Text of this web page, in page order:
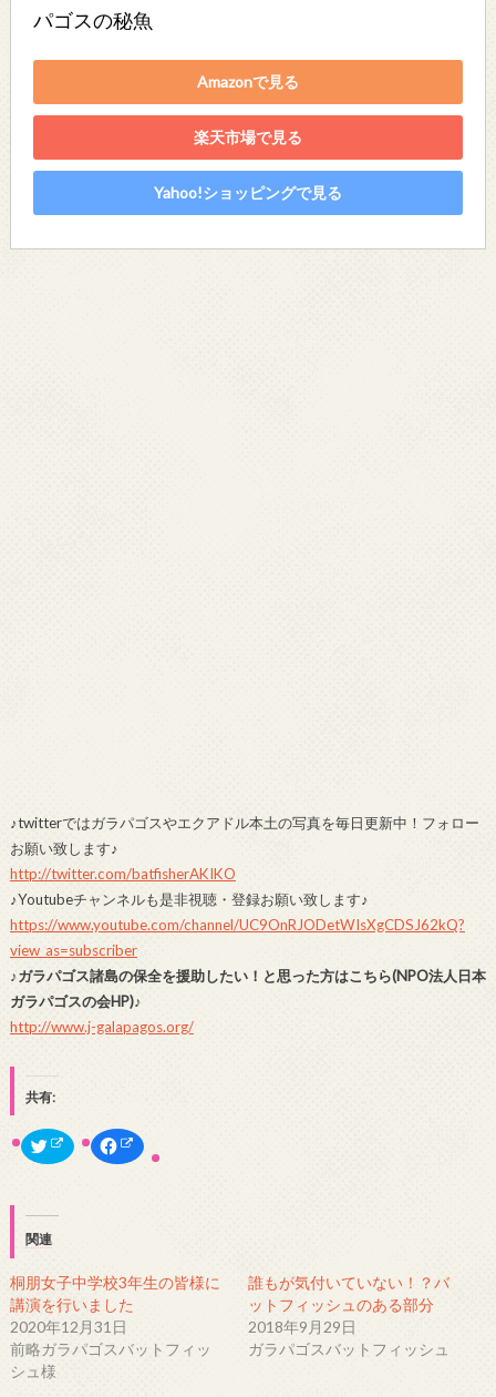
パゴスの秘魚
Amazonで見る
楽天市場で見る
Yahoo!ショッピングで見る
♪twitterではガラパゴスやエクアドル本土の写真を毎日更新中！フォロー
お願い致します♪
http://twitter.com/batfisherAKIKO
♪Youtubeチャンネルも是非視聴・登録お願い致します♪
https://www.youtube.com/channel/UC9OnRJODetWIsXgCDSJ62kQ?
view_as=subscriber
♪ガラパゴス諸島の保全を援助したい！と思った方はこちら(NPO法人日本
ガラパゴスの会HP)♪
http://www.j-galapagos.org/
共有:
ク
ッ
T
w
i
t
e
r
で
共
有
(
新
し
F
c
有
す
る
に
は
ク
リ
関連
桐朋女子中学校3年生の皆様に
講演を行いました
2020年12月31日
前略ガラパゴスバットフィッ
シュ様
誰もが気付いていない！？バ
ットフィッシュのある部分
2018年9月29日
ガラパゴスバットフィッシュ